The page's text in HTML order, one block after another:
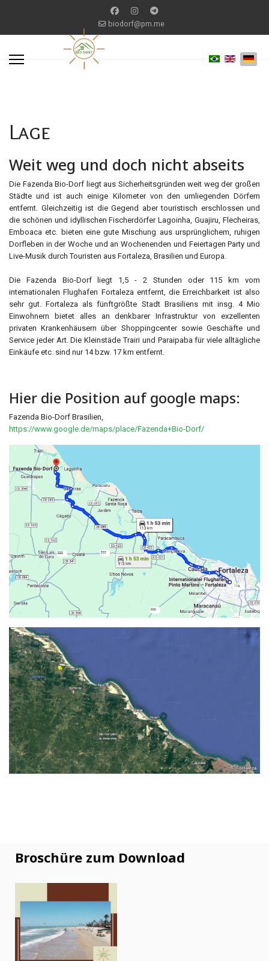
biodorf@pm.me
Lage
Weit weg und doch nicht abseits
Die Fazenda Bio-Dorf liegt aus Sicherheitsgründen weit weg der großen
Städte und ist auch einige Kilometer von den umliegenden Dörfern
entfernt. Gleichzeitig ist die Gegend aber touristisch erschlossen und
die schönen und idyllischen Fischerdörfer Lagoinha, Guajiru, Flecheiras,
Emboaca etc. bieten eine gute Mischung aus ursprünglichem, ruhigen
Dorfleben in der Woche und an Wochenenden und Feiertagen Party und
Live-Musik durch Touristen aus Fortaleza, Brasilien und Europa.
Die Fazenda Bio-Dorf liegt 1,5 - 2 Stunden oder 115 km vom
internationalen Flughafen Fortaleza entfernt, die Erreichbarkeit ist also
sehr gut. Fortaleza als fünftgrößte Stadt Brasiliens mit insg. 4 Mio
Einwohnern bietet alles an denkbarer Infrastruktur von exzellenten
privaten Krankenhäusern über Shoppingcenter sowie Geschäfte und
Service jeder Art. Die Kleinstäde Trairi und Paraipaba für viele alltägliche
Einkäufe etc. sind nur 14 bzw. 17 km entfernt.
Hier die Position auf google maps:
Fazenda Bio-Dorf Brasilien,
https://www.google.de/maps/place/Fazenda+Bio-Dorf/
Broschüre zum Download